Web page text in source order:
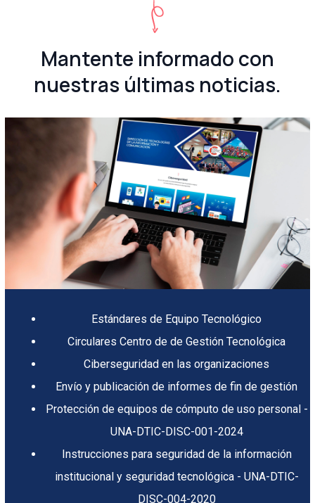
Mantente informado con
nuestras últimas noticias.
Estándares de Equipo Tecnológico
Circulares Centro de de Gestión Tecnológica
Ciberseguridad en las organizaciones
Envío y publicación de informes de fin de gestión
Protección de equipos de cómputo de uso personal -
UNA-DTIC-DISC-001-2024
Instrucciones para seguridad de la información
institucional y seguridad tecnológica - UNA-DTIC-
DISC-004-2020